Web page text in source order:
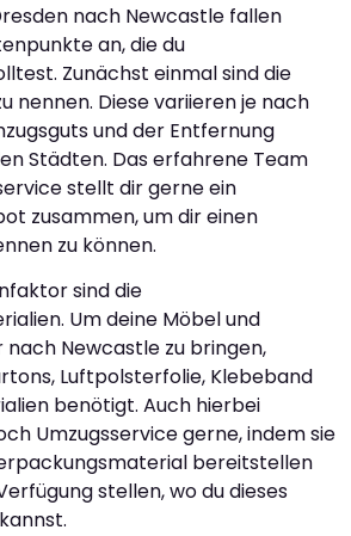
nach Newcastle fallen
an, die du
Zunächst einmal sind die
nennen. Diese variieren je nach
und der Entfernung
Städten. Das erfahrene Team
stellt dir gerne ein
zusammen, um dir einen
zu können.
sind die
Um deine Möbel und
Newcastle zu bringen,
Luftpolsterfolie, Klebeband
benötigt. Auch hierbei
Umzugsservice gerne, indem sie
bereitstellen
stellen, wo du dieses